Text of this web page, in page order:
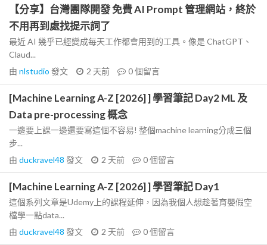
【分享】台灣團隊開發 免費 AI Prompt 管理網站，終於
不用再到處找提示詞了
最近 AI 幾乎已經變成每天工作都會用到的工具。像是 ChatGPT、
Claud...
由 nlstudio 發文 2 天前 0個留言
[Machine Learning A-Z [2026] ] 學習筆記 Day2 ML 及
Data pre-processing 概念
一邊要上課一邊還要寫這個不容易! 整個machine learning分成三個
步...
由 duckravel48 發文 2 天前 0個留言
[Machine Learning A-Z [2026] ] 學習筆記 Day1
這個系列文章是Udemy上的課程延伸，因為我個人想趁著育嬰假空
檔學一點data...
由 duckravel48 發文 2 天前 0個留言